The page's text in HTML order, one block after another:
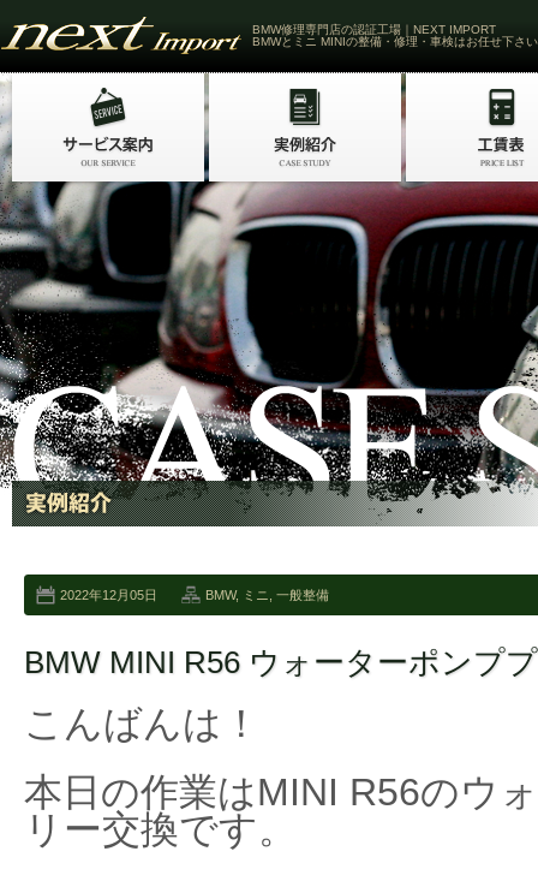
BMW修理専門店の認証工場｜NEXT IMPORT
BMWとミニ MINIの整備・修理・車検はお任せ下さい
2022年12月05日 BMW, ミニ 一般整備
BMW MINI R56 ウォーターポンプ
こんばんは！
本日の作業はMINI R56のウ
リー交換です。